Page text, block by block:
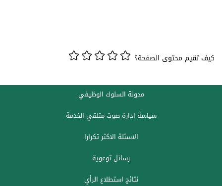
كيف تقيم محتوى الصفحة؟
مدونة السلوك الوظيفي
سياسة ادارة صوت متلقي الخدمة
الاسئلة الاكثر تكرارا
رسائل توعوية
نتائج استطلاع الرأي